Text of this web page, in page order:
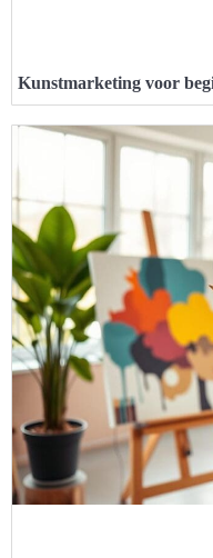
Kunstmarketing voor